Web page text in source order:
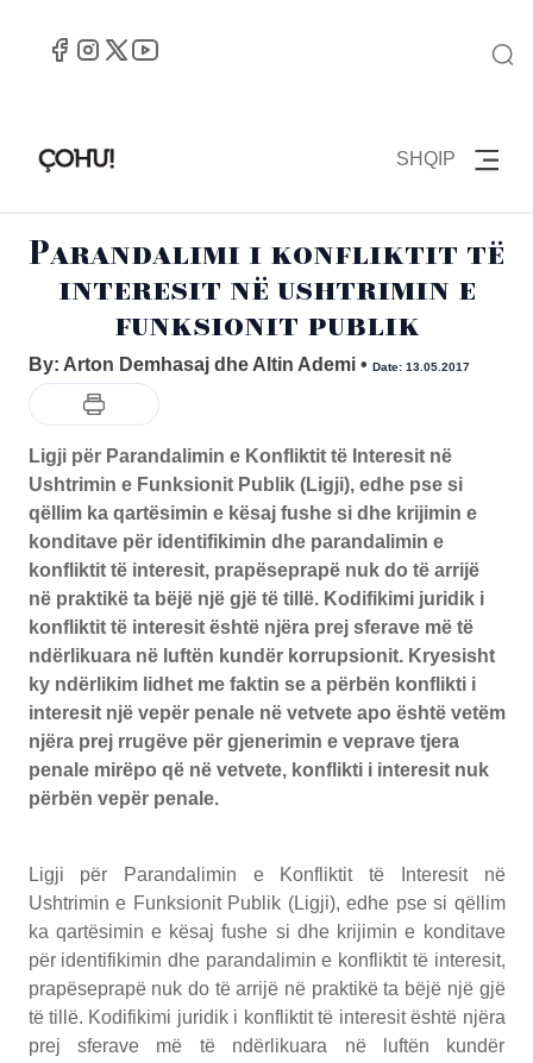
SHQIP
Parandalimi i konfliktit të
interesit në ushtrimin e
funksionit publik
By: Arton Demhasaj dhe Altin Ademi • Date: 13.05.2017
Ligji për Parandalimin e Konfliktit të Interesit në
Ushtrimin e Funksionit Publik (Ligji), edhe pse si
qëllim ka qartësimin e kësaj fushe si dhe krijimin e
konditave për identifikimin dhe parandalimin e
konfliktit të interesit, prapëseprapë nuk do të arrijë
në praktikë ta bëjë një gjë të tillë. Kodifikimi juridik i
konfliktit të interesit është njëra prej sferave më të
ndërlikuara në luftën kundër korrupsionit. Kryesisht
ky ndërlikim lidhet me faktin se a përbën konflikti i
interesit një vepër penale në vetvete apo është vetëm
njëra prej rrugëve për gjenerimin e veprave tjera
penale mirëpo që në vetvete, konflikti i interesit nuk
përbën vepër penale.
Ligji për Parandalimin e Konfliktit të Interesit në
Ushtrimin e Funksionit Publik (Ligji), edhe pse si qëllim
ka qartësimin e kësaj fushe si dhe krijimin e konditave
për identifikimin dhe parandalimin e konfliktit të interesit,
prapëseprapë nuk do të arrijë në praktikë ta bëjë një gjë
të tillë. Kodifikimi juridik i konfliktit të interesit është njëra
prej sferave më të ndërlikuara në luftën kundër